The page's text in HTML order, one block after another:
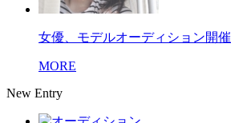
女優、モデルオーディション開催
MORE
New Entry